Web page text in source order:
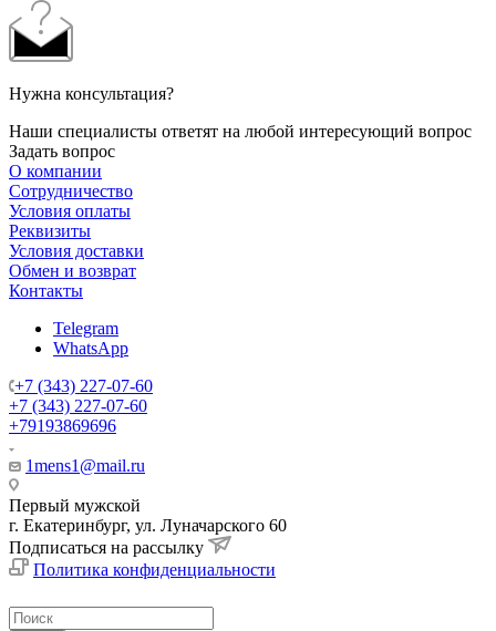
Нужна консультация?
Наши специалисты ответят на любой интересующий вопрос
Задать вопрос
О компании
Сотрудничество
Условия оплаты
Реквизиты
Условия доставки
Обмен и возврат
Контакты
Telegram
WhatsApp
+7 (343) 227-07-60
+7 (343) 227-07-60
+79193869696
1mens1@mail.ru
Первый мужской
г. Екатеринбург, ул. Луначарского 60
Подписаться на рассылку
Политика конфиденциальности